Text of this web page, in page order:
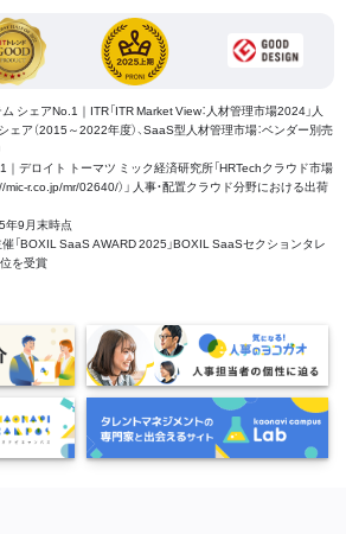
シェアNo.1｜ITR「ITR Market View：人材管理市場2024」人
ェア（2015～2022年度）、SaaS型人材管理市場：ベンダー別売
デロイト トーマツ ミック経済研究所「HRTechクラウド市場
r.co.jp/mr/02640/）」 人事・配置クラウド分野における出荷
9月末時点
「BOXIL SaaS AWARD 2025」BOXIL SaaSセクションタレ
を受賞